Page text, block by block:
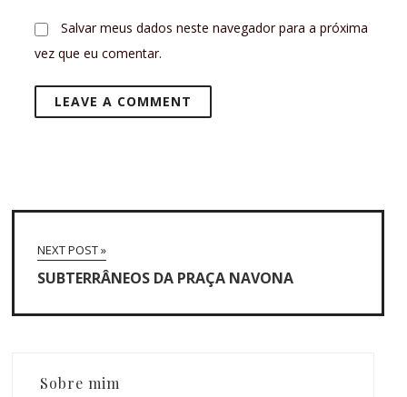
Salvar meus dados neste navegador para a próxima
vez que eu comentar.
NEXT POST »
SUBTERRÂNEOS DA PRAÇA NAVONA
Sobre mim